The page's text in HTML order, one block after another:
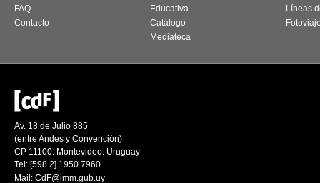
FAQ
Contacto
Educativa
Catálogo
Mediateca
Líneas
Av. 18 de Julio 885
(entre Andes y Convención)
CP 11100. Montevideo. Uruguay
Tel: [598 2] 1950 7960
Mail: CdF@imm.gub.uy